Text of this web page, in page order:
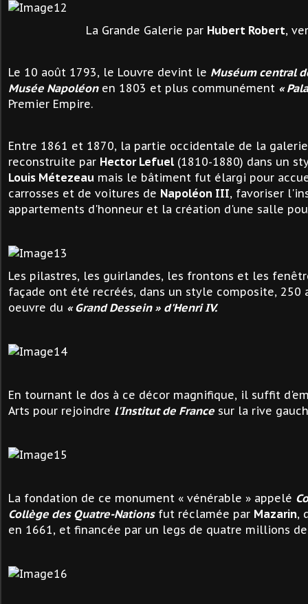
La Grande Galerie par Hubert Robert,
Le 10 août 1793, le Louvre devint le Muséum central
Musée Napoléon en 1803 et plus communément «
Premier Empire.
Entre 1861 et 1870, la partie occidentale de la
reconstruite par Hector Lefuel (1810-1880) dans un
Louis Métezeau mais le bâtiment fut élargi pour
carrosses et de voitures de Napoléon III, favoriser
appartements d'honneur et la création d'une salle
Les pilastres, les guirlandes, les frontons et les
façade ont été recréés, dans un style composite, 250
oeuvre du « Grand Dessein » d'Henri IV.
En tournant le dos à ce décor magnifique, il suffit
Arts pour rejoindre l'Institut de France sur la rive
La fondation de ce monument « vénérable » appelé
Collège des Quatre-Nationsfut réclamée par Mazarin,
en 1661, et financée par un legs de quatre millions